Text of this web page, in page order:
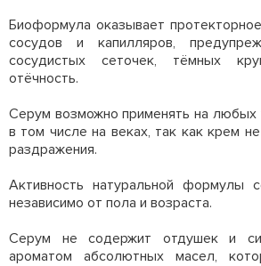
Биоформула оказывает
сосудов и капилляров,
сосудистых сеточек, тёмных
отёчность.
Серум возможно применять на любых
в том числе на веках, так как крем
раздражения.
Активность натуральной формулы
независимо от пола и возраста.
Серум не содержит отдушек и
ароматом абсолютных масел,